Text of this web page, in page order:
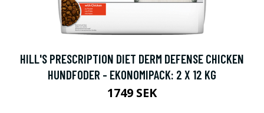
HILL'S PRESCRIPTION DIET DERM DEFENSE CHICKEN
HUNDFODER - EKONOMIPACK: 2 X 12 KG
1749 SEK